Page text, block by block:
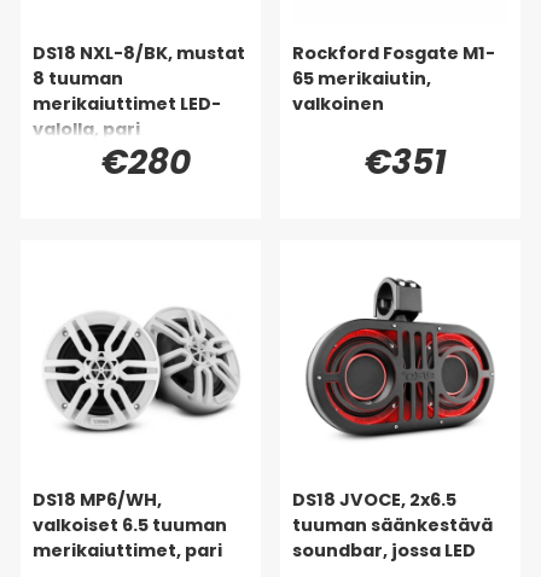
DS18 NXL-8/BK, mustat
8 tuuman
merikaiuttimet LED-
valolla, pari
€280
Rockford Fosgate M1-
65 merikaiutin,
valkoinen
€351
DS18 MP6/WH,
valkoiset 6.5 tuuman
merikaiuttimet, pari
DS18 JVOCE, 2x6.5
tuuman säänkestävä
soundbar, jossa LED